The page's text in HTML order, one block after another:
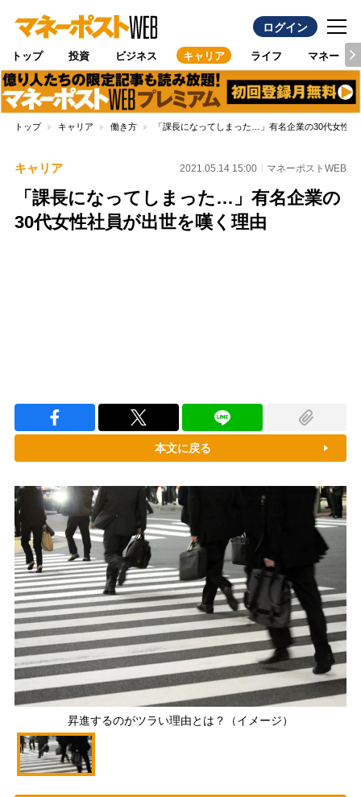
ログイン
トップ 投資 ビジネス キャリア ライフ マネー
トップ キャリア 働き方 「課長になってしまった…」有名企業の30代女性
キャリア 2021.05.14 15:00 マネーポストWEB
「課長になってしまった…」有名企業の
30代女性社員が出世を嘆く理由
本文に戻る
昇進するのがツラい理由とは？（イメージ）